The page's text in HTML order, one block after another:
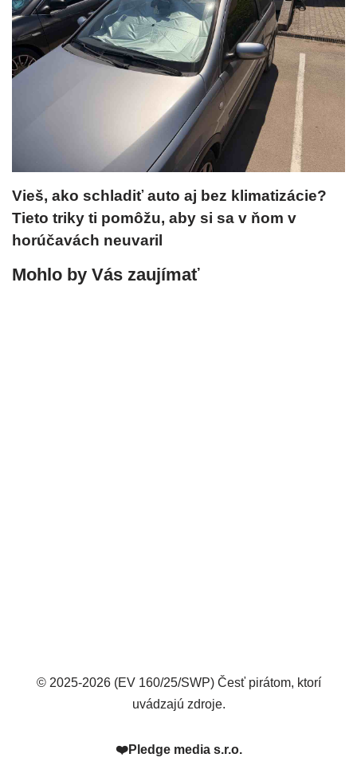
Vieš, ako schladiť auto aj bez klimatizácie?
Tieto triky ti pomôžu, aby si sa v ňom v
horúčavách neuvaril
Mohlo by Vás zaujímať
© 2025-2026 (EV 160/25/SWP) Česť pirátom, ktorí
uvádzajú zdroje.
❤️Pledge media s.r.o.